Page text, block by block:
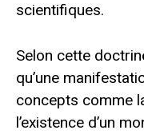
scientifiques.
Selon cette
qu’une
concepts comme
l’existence d’un